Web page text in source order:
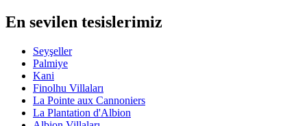
En sevilen tesislerimiz
Seyşeller
Palmiye
Kani
Finolhu Villaları
La Pointe aux Cannoniers
La Plantation d'Albion